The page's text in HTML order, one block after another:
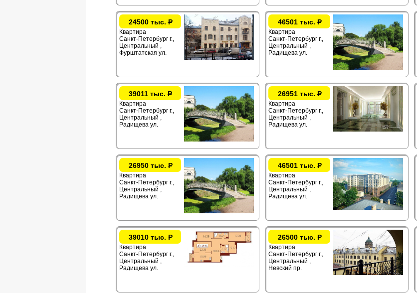
24500 тыс.Р
Квартира
Санкт-Петербург г.,
Центральный ,
Фурштатская ул.
46501 тыс.Р
Квартира
Санкт-Петербург г.,
Центральный ,
Радищева ул.
39011 тыс. Р
Квартира
Санкт-Петербург г.,
Центральный ,
Радищева ул.
26951 тыс.Р
Квартира
Санкт-Петербург г.,
Центральный ,
Радищева ул.
26950 тыс.Р
Квартира
Санкт-Петербург г.,
Центральный ,
Радищева ул.
46501 тыс.Р
Квартира
Санкт-Петербург г.,
Центральный ,
Радищева ул.
39010 тыс.Р
Квартира
Санкт-Петербург г.,
Центральный ,
Радищева ул.
26500 тыс.Р
Квартира
Санкт-Петербург г.,
Центральный ,
Невский пр.